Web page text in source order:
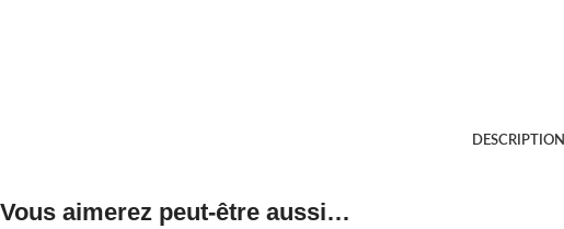
DESCRIPTION
Vous aimerez peut-être aussi…